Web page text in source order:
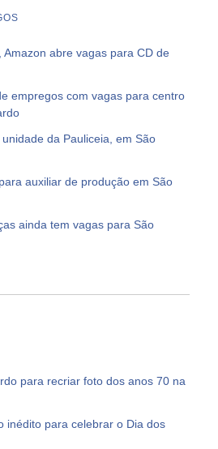
Amazon abre vagas para CD de
empregos com vagas para centro
da Pauliceia, em São
auxiliar de produção em São
ainda tem vagas para São
para recriar foto dos anos 70 na
inédito para celebrar o Dia dos